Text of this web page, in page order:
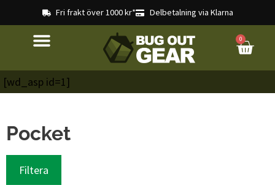
Fri frakt över 1000 kr* Delbetalning via Klarna
0
[wd_asp id=1]
Pocket
Filtera